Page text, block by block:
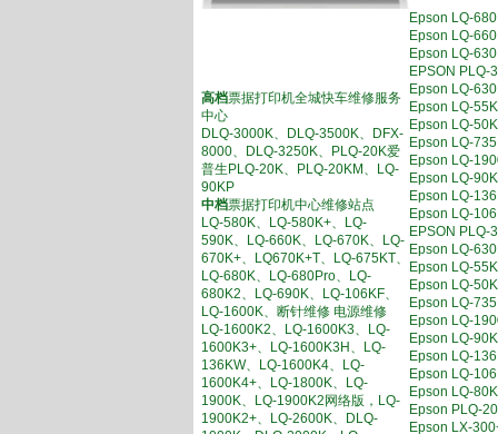
高档票据打印机全城快车维修服务
中心
DLQ-3000K、DLQ-3500K、DFX-
8000、DLQ-3250K、PLQ-20K爱
普生PLQ-20K、PLQ-20KM、LQ-
90KP
中档票据打印机中心维修站点
LQ-580K、LQ-580K+、LQ-
590K、LQ-660K、LQ-670K、LQ-
670K+、LQ670K+T、LQ-675KT、
LQ-680K、LQ-680Pro、LQ-
680K2、LQ-690K、LQ-106KF、
LQ-1600K、断针维修 电源维修
LQ-1600K2、LQ-1600K3、LQ-
1600K3+、LQ-1600K3H、LQ-
136KW、LQ-1600K4、LQ-
1600K4+、LQ-1800K、LQ-
1900K、LQ-1900K2网络版，LQ-
1900K2+、LQ-2600K、DLQ-
Epson LQ-
Epson LQ-
Epson LQ-
EPSON PLQ-
Epson LQ-
Epson LQ-
Epson LQ-
Epson LQ-
Epson LQ-
Epson LQ-
Epson LQ-
Epson LQ-
EPSON PLQ-
Epson LQ-
Epson LQ-
Epson LQ-
Epson LQ-
Epson LQ-
Epson LQ-
Epson LQ-
Epson LQ-
Epson LQ-
Epson PLQ-
Epson LX-